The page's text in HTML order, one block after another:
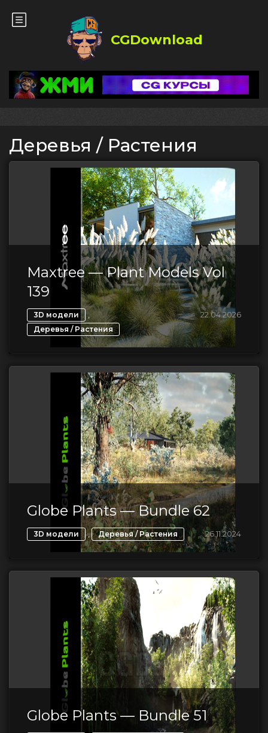
CGDownload
Деревья / Растения
Maxtree — Plant Models Vol
139
3D модели ,
Деревья / Растения
22.04.2026
Globe Plants — Bundle 62
3D модели , Деревья / Растения 26.11.2024
Globe Plants — Bundle 51